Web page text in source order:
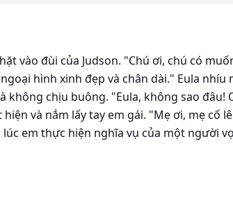
vào đùi của Judson. "Chú ơi, chú có
hình xinh đẹp và chân dài." Eula
không chịu buông. "Eula, không sao
và nắm lấy tay em gái. "Mẹ ơi, mẹ cố
em thực hiện nghĩa vụ của một người